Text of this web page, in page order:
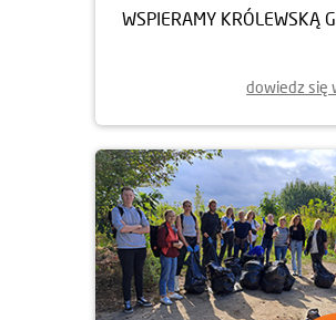
WSPIERAMY KRÓLEWSKĄ
dowiedz się